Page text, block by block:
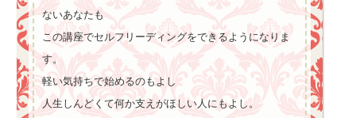
ないあなたも
この講座でセルフリーディングをできるようになりま
す。
軽い気持ちで始めるのもよし
人生しんどくて何か支えがほしい人にもよし。